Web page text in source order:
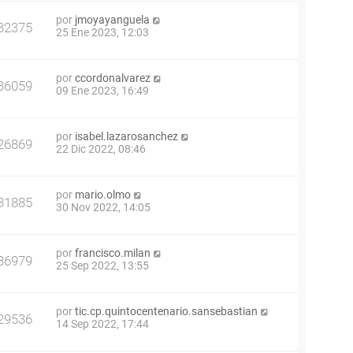
por jmoyayanguela
25 Ene 2023, 12:03
porccordonalvarez
09 Ene 2023, 16:49
por isabel.lazarosanchez
22 Dic 2022, 08:46
por mario.olmo
30 Nov 2022, 14:05
porfrancisco.milan
25 Sep 2022, 13:55
portic.cp.quintocentenario.sansebastian
14 Sep 2022, 17:44